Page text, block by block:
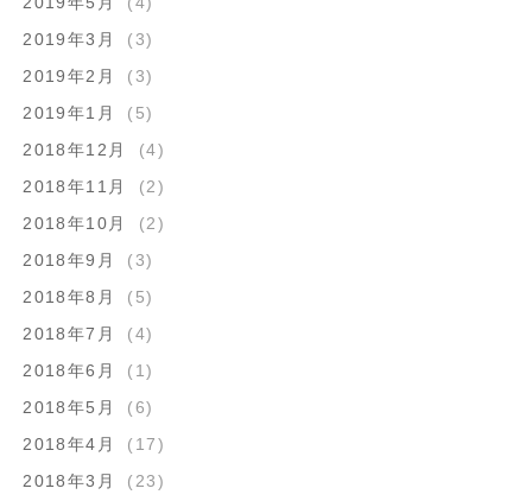
2019年3月
(3)
2019年2月
(3)
2019年1月
(5)
2018年12月
(4)
2018年11月
(2)
2018年10月
(2)
2018年9月
(3)
2018年8月
(5)
2018年7月
(4)
2018年6月
(1)
2018年5月
(6)
2018年4月
(17)
2018年3月
(23)